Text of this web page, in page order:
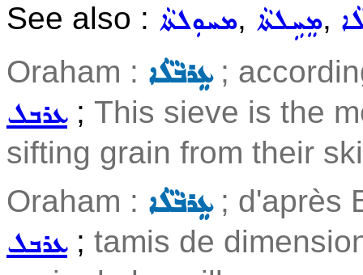
See also : ܡܚܘܼܠܬܵܐ, ܡܸܚܹܠܬܵܐ,
Oraham : ܥܸܪܒܵܠܵܐ;
ܥܪܒܠ; This sieve is the
sifting grain from their
Oraham : ܥܸܪܒܵܠܵܐ; d'après
ܥܪܒܠ; tamis de